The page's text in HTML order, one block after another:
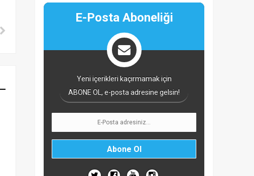
E-Posta Aboneliği
Yeni içerikleri kaçırmamak için
ABONE OL, e-posta adresine gelsin!